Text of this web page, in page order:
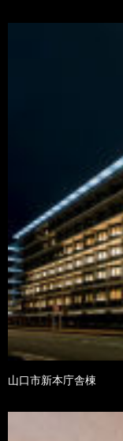
山口市新本庁舎棟